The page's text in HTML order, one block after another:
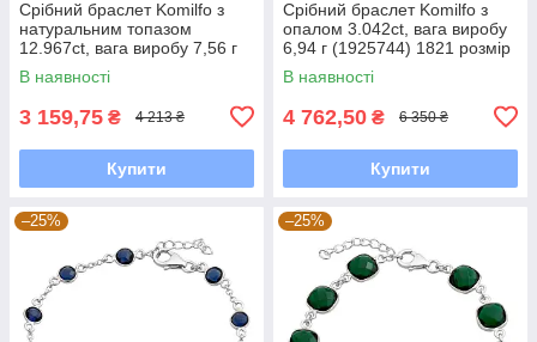
Срібний браслет Komilfo з
натуральним топазом
12.967ct, вага виробу 7,56 г
(2166627) 1720 розмір
В наявності
3 159,75 ₴ 4 213 ₴
Купити
Срібний браслет Komilfo з
опалом 3.042ct, вага виробу
6,94 г (1925744) 1821 розмір
В наявності
4 762,50 ₴ 6 350 ₴
Купити
–25% –25%